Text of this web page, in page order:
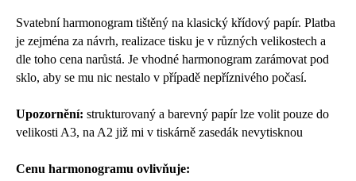
Svatební harmonogram tištěný na klasický křídový papír. Platba
je zejména za návrh, realizace tisku je v různých velikostech a
dle toho cena narůstá. Je vhodné harmonogram zarámovat pod
sklo, aby se mu nic nestalo v případě nepříznivého počasí.
Upozornění: strukturovaný a barevný papír lze volit pouze do
velikosti A3, na A2 již mi v tiskárně zasedák nevytisknou
Cenu harmonogramu ovlivňuje:
o
p
o
r
č
u
e